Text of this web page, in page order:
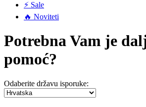
⚡ Sale
🔥 Noviteti
Potrebna Vam je
pomoć?
Odaberite državu isporuke: